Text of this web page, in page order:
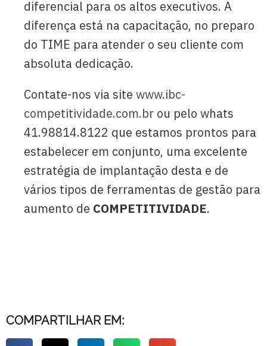
diferencial para os altos executivos. A
diferença está na capacitação, no preparo
do TIME para atender o seu cliente com
absoluta dedicação.
Contate-nos via site www.ibc-
competitividade.com.br ou pelo whats
41.98814.8122 que estamos prontos para
estabelecer em conjunto, uma excelente
estratégia de implantação desta e de
vários tipos de ferramentas de gestão para
aumento de COMPETITIVIDADE.
COMPARTILHAR EM: